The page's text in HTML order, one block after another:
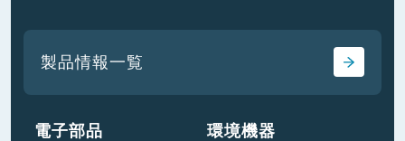
製品情報一覧
電子部品 環境機器